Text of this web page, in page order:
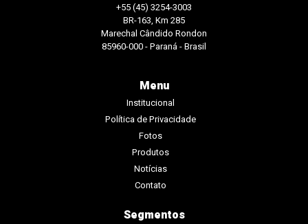
+55 (45) 3254-3003
BR-163, Km 285
Marechal Cândido Rondon
85960-000 - Paraná - Brasil
Menu
Institucional
Política de Privacidade
Fotos
Produtos
Notícias
Contato
Segmentos